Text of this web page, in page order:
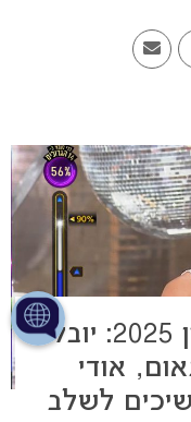
הכוכב הבא לאירוויזיון 2025: יובל
אודי
לשלב